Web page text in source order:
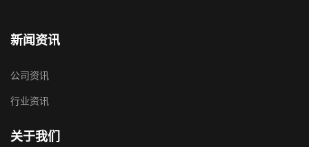
新闻资讯
公司资讯
行业资讯
关于我们